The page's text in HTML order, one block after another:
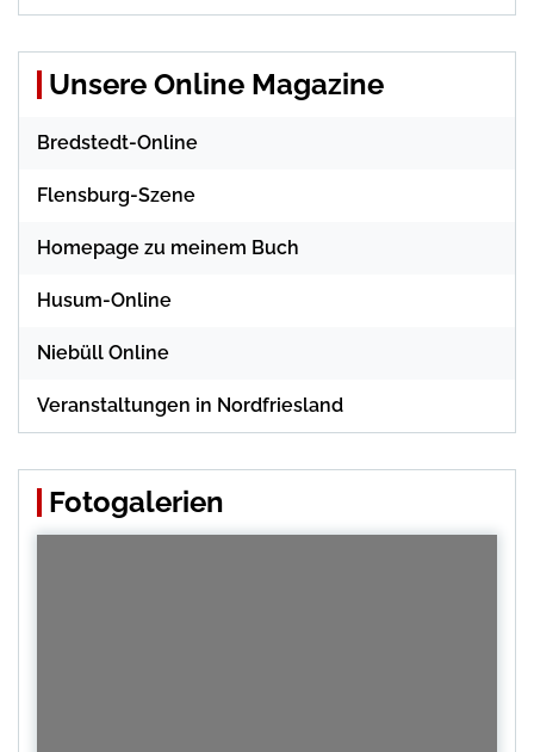
Unsere Online Magazine
Bredstedt-Online
Flensburg-Szene
Homepage zu meinem Buch
Husum-Online
Niebüll Online
Veranstaltungen in Nordfriesland
Fotogalerien